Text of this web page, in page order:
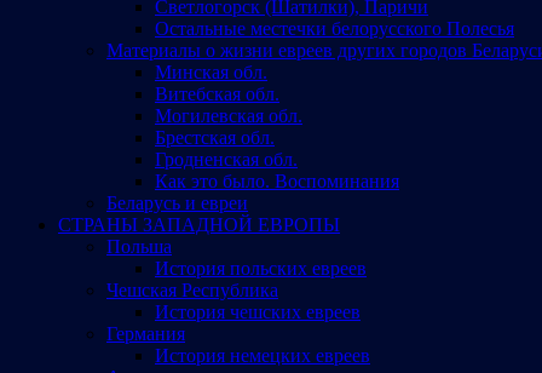
Светлогорск (Шатилки), Паричи
Остальные местечки белорусского Полесья
Материалы о жизни евреев других городов
Минская обл.
Витебская обл.
Могилевская обл.
Брестская обл.
Гродненская обл.
Как это было. Воспоминания
Беларусь и евреи
СТРАНЫ ЗАПАДНОЙ ЕВРОПЫ
Польша
История польских евреев
Чешская Республика
История чешских евреев
Германия
История немецких евреев